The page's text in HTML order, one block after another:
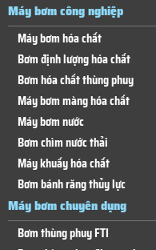
Máy bơm công nghiệp
Máy bơm hóa chất
Bơm định lượng hóa chất
Bơm hóa chất thùng phuy
Máy bơm màng hóa chất
Máy bơm nước
Bơm chìm nước thải
Máy khuấy hóa chất
Bơm bánh răng thủy lực
Máy bơm chuyên dụng
Bơm thùng phuy FTI